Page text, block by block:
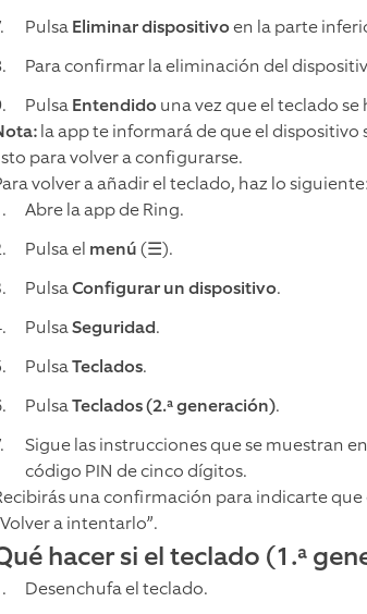
PulsaEliminar dispositivoen la parte
Para confirmar la eliminación del
PulsaEntendido una vez que el teclado
la app te informará de que el
para volver a configurarse.
volver a añadir el teclado, haz lo siguiente:
Abre la app de Ring.
Pulsa el menú(☰).
PulsaConfigurar un dispositivo.
PulsaSeguridad.
PulsaTeclados.
PulsaTeclados (2.ª generación).
Sigue las instrucciones que se muestran
código PIN de cinco dígitos.
una confirmación para indicarte
a intentarlo”.
hacer si el teclado (1.ª
Desenchufa el teclado.